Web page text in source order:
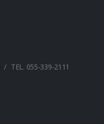
/ TEL. 055-339-2111